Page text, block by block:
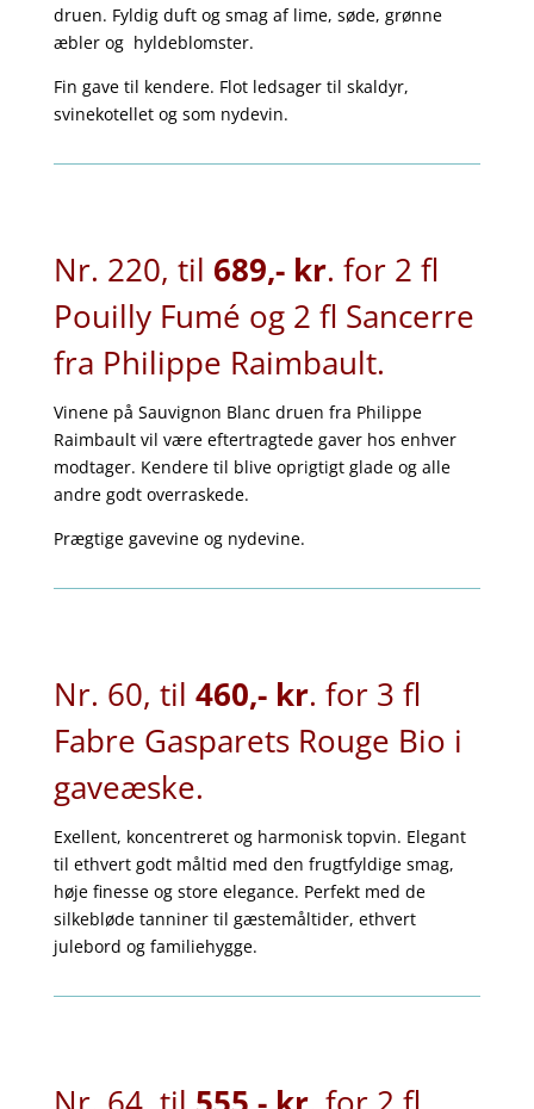
druen. Fyldig duft og smag af lime, søde, grønne
æbler og hyldeblomster.
Fin gave til kendere. Flot ledsager til skaldyr,
svinekotellet og som nydevin.
Nr. 220, til 689,- kr. for 2 fl
Pouilly Fumé og 2 fl Sancerre
fra Philippe Raimbault.
Vinene på Sauvignon Blanc druen fra Philippe
Raimbault vil være eftertragtede gaver hos enhver
modtager. Kendere til blive oprigtigt glade og alle
andre godt overraskede.
Prægtige gavevine og nydevine.
Nr. 60, til 460,- kr. for 3 fl
Fabre Gasparets Rouge Bio i
gaveæske.
Exellent, koncentreret og harmonisk topvin. Elegant
til ethvert godt måltid med den frugtfyldige smag,
høje finesse og store elegance. Perfekt med de
silkebløde tanniner til gæstemåltider, ethvert
julebord og familiehygge.